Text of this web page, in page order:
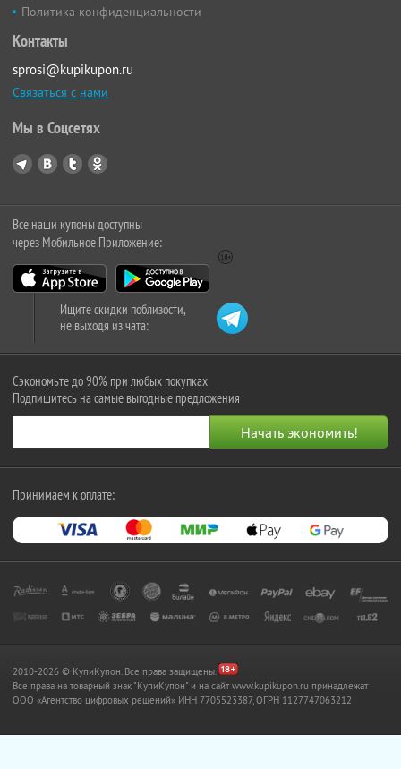
Политика конфиденциальности
Контакты
sprosi@kupikupon.ru
Связаться с нами
Мы в Соцсетях
Все наши купоны доступны
через Мобильное Приложение:
Ищите скидки поблизости,
не выходя из чата:
Сэкономьте до 90% при любых покупках
Подпишитесь на самые выгодные предложения
Принимаем к оплате:
2010-2026 © КупиКупон. Все права защищены.
Все права на товарный знак "КупиКупон" и на сайт www.kupikupon.ru принадлежат
OOO «Агентство цифровых решений» ИНН 7705523387, ОГРН 1127747063212